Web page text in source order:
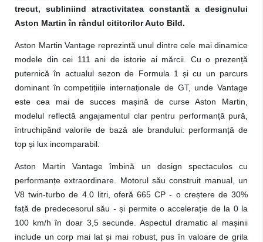
trecut, subliniind atractivitatea constantă a designului
Aston Martin în rândul cititorilor Auto Bild.
Aston Martin Vantage reprezintă unul dintre cele mai dinamice
modele din cei 111 ani de istorie ai mărcii. Cu o prezență
puternică în actualul sezon de Formula 1 și cu un parcurs
dominant în competițiile internaționale de GT, unde Vantage
este cea mai de succes mașină de curse Aston Martin,
modelul reflectă angajamentul clar pentru performanță pură,
întruchipând valorile de bază ale brandului: performanță de
top și lux incomparabil.
Aston Martin Vantage îmbină un design spectaculos cu
performanțe extraordinare. Motorul său construit manual, un
V8 twin-turbo de 4.0 litri, oferă 665 CP - o creștere de 30%
față de predecesorul său - și permite o accelerație de la 0 la
100 km/h în doar 3,5 secunde. Aspectul dramatic al mașinii
include un corp mai lat și mai robust, pus în valoare de grila